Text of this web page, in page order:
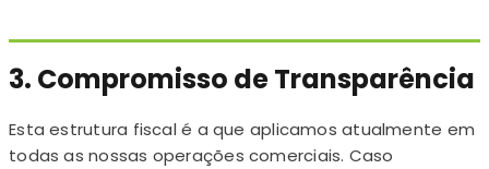
3. Compromisso de Transparência
Esta estrutura fiscal é a que aplicamos atualmente em
todas as nossas operações comerciais. Caso